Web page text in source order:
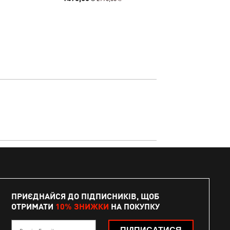
ПРИЄДНАЙСЯ ДО ПІДПИСНИКІВ, ЩОБ
ОТРИМАТИ 10% ЗНИЖКИ НА ПОКУПКУ